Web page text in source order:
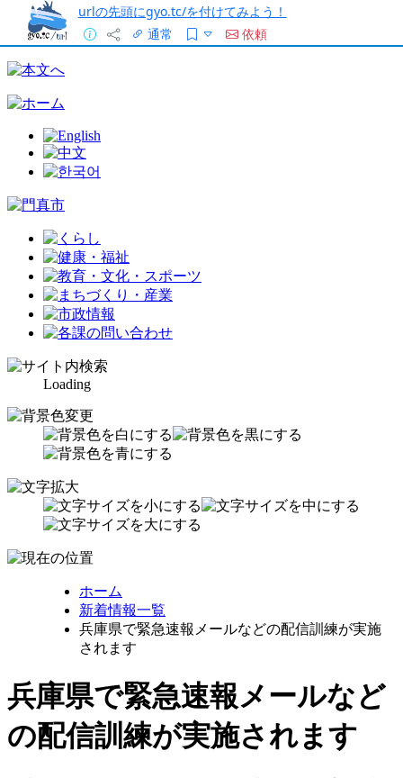
urlの先頭にgyo.tc/を付けてみよう！
通常
依頼